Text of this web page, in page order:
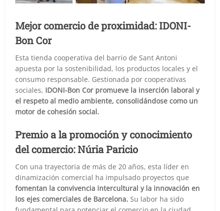
Mejor comercio de proximidad: IDONI-
Bon Cor
Esta tienda cooperativa del barrio de Sant Antoni
apuesta por la sostenibilidad, los productos locales y el
consumo responsable. Gestionada por cooperativas
sociales, IDONI-Bon Cor promueve la inserción laboral y
el respeto al medio ambiente, consolidándose como un
motor de cohesión social.
Premio a la promoción y conocimiento
del comercio: Núria Paricio
Con una trayectoria de más de 20 años, esta líder en
dinamización comercial ha impulsado proyectos que
fomentan la convivencia intercultural y la innovación en
los ejes comerciales de Barcelona. Su labor ha sido